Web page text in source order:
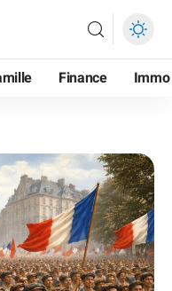
Finance Immo